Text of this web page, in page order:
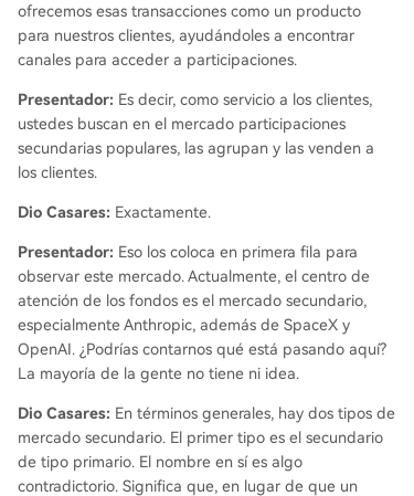
ofrecemos esas transacciones como un producto
para nuestros clientes, ayudándoles a encontrar
canales para acceder a participaciones.
Presentador: Es decir, como servicio a los clientes,
ustedes buscan en el mercado participaciones
secundarias populares, las agrupan y las venden a
los clientes.
Dio Casares: Exactamente.
Presentador: Eso los coloca en primera fila para
observar este mercado. Actualmente, el centro de
atención de los fondos es el mercado secundario,
especialmente Anthropic, además de SpaceX y
OpenAI. ¿Podrías contarnos qué está pasando aquí?
La mayoría de la gente no tiene ni idea.
Dio Casares: En términos generales, hay dos tipos de
mercado secundario. El primer tipo es el secundario
de tipo primario. El nombre en sí es algo
contradictorio. Significa que, en lugar de que un